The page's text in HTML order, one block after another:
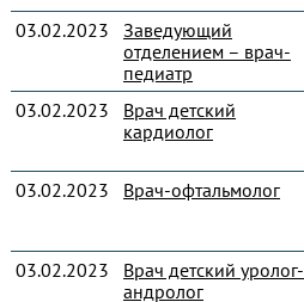
03.02.2023
Заведующий
отделением – врач-
педиатр
03.02.2023
Врач детский
кардиолог
03.02.2023 Врач-офтальмолог
03.02.2023
Врач детский уролог-
андролог